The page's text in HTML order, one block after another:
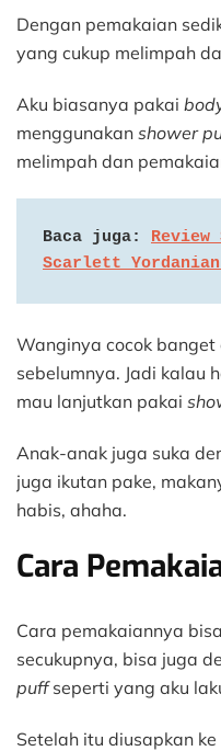
Dengan pemakaian
yang cukup melimpah
Aku biasanya pakai
menggunakan shower
melimpah dan
Baca juga: Review
Scarlett
Wanginya cocok banget
sebelumnya. Jadi kalau
mau lanjutkan pakai
Anak-anak juga suka
juga ikutan pake,
habis, ahaha.
Cara
Cara pemakaiannya
secukupnya, bisa juga
puffseperti yang aku
Setelah itu diusapkan